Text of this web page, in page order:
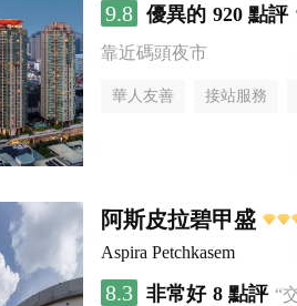
9.8 優異的 920 點評
靠近碼頭夜市
華人友善 接站服務
阿斯皮拉碧甲盛
Aspira Petchkasem
8.3 非常好 8 點評 “